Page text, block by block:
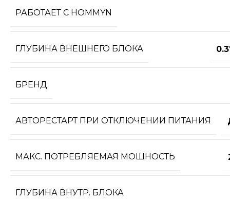
РАБОТАЕТ С HOMMYN
ГЛУБИНА ВНЕШНЕГО БЛОКА
БРЕНД
АВТОРЕСТАРТ ПРИ ОТКЛЮЧЕНИИ ПИТАНИЯ
МАКС. ПОТРЕБЛЯЕМАЯ МОЩНОСТЬ
ГЛУБИНА ВНУТР. БЛОКА